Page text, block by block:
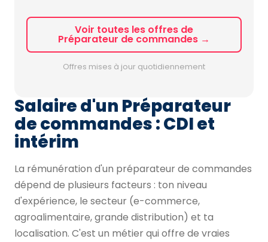
Voir toutes les offres de
Préparateur de commandes →
Offres mises à jour quotidiennement
Salaire d'un Préparateur
de commandes : CDI et
intérim
La rémunération d'un préparateur de commandes
dépend de plusieurs facteurs : ton niveau
d'expérience, le secteur (e-commerce,
agroalimentaire, grande distribution) et ta
localisation. C'est un métier qui offre de vraies